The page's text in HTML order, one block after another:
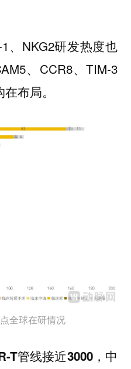
、NKG2研发热度也
、CCR8、TIM-3
布局。
全球在研情况
T管线接近3000，中